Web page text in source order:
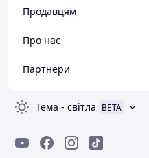
Продавцям
Про нас
Партнери
Тема - світла BETA